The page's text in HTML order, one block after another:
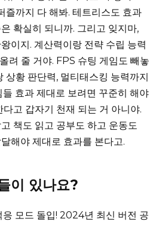
즐까지 다 해봐. 테트리스도 효과
확실히 되니까. 그리고 잊지마,
이지. 계산력이랑 전략 수립 능력
려 줄 거야. FPS 슈팅 게임도 빼놓
상황 판단력, 멀티태스킹 능력까지
들 효과 제대로 보려면 꾸준히 해야
고 갑자기 천재 되는 거 아니야.
책도 읽고 공부도 하고 운동도
해야 제대로 효과를 본다고.
이 있나요?
응 모드 돌입! 2024년 최신 버전 공